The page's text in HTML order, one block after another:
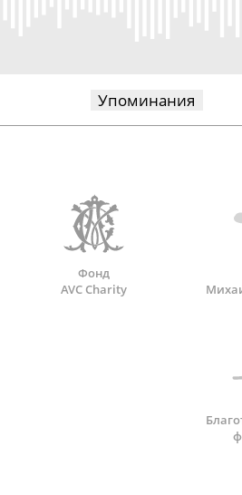
Упоминания
Фонд
AVC Charity